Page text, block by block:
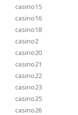
casino15
casino16
casino18
casino2
casino20
casino21
casino22
casino23
casino25
casino26